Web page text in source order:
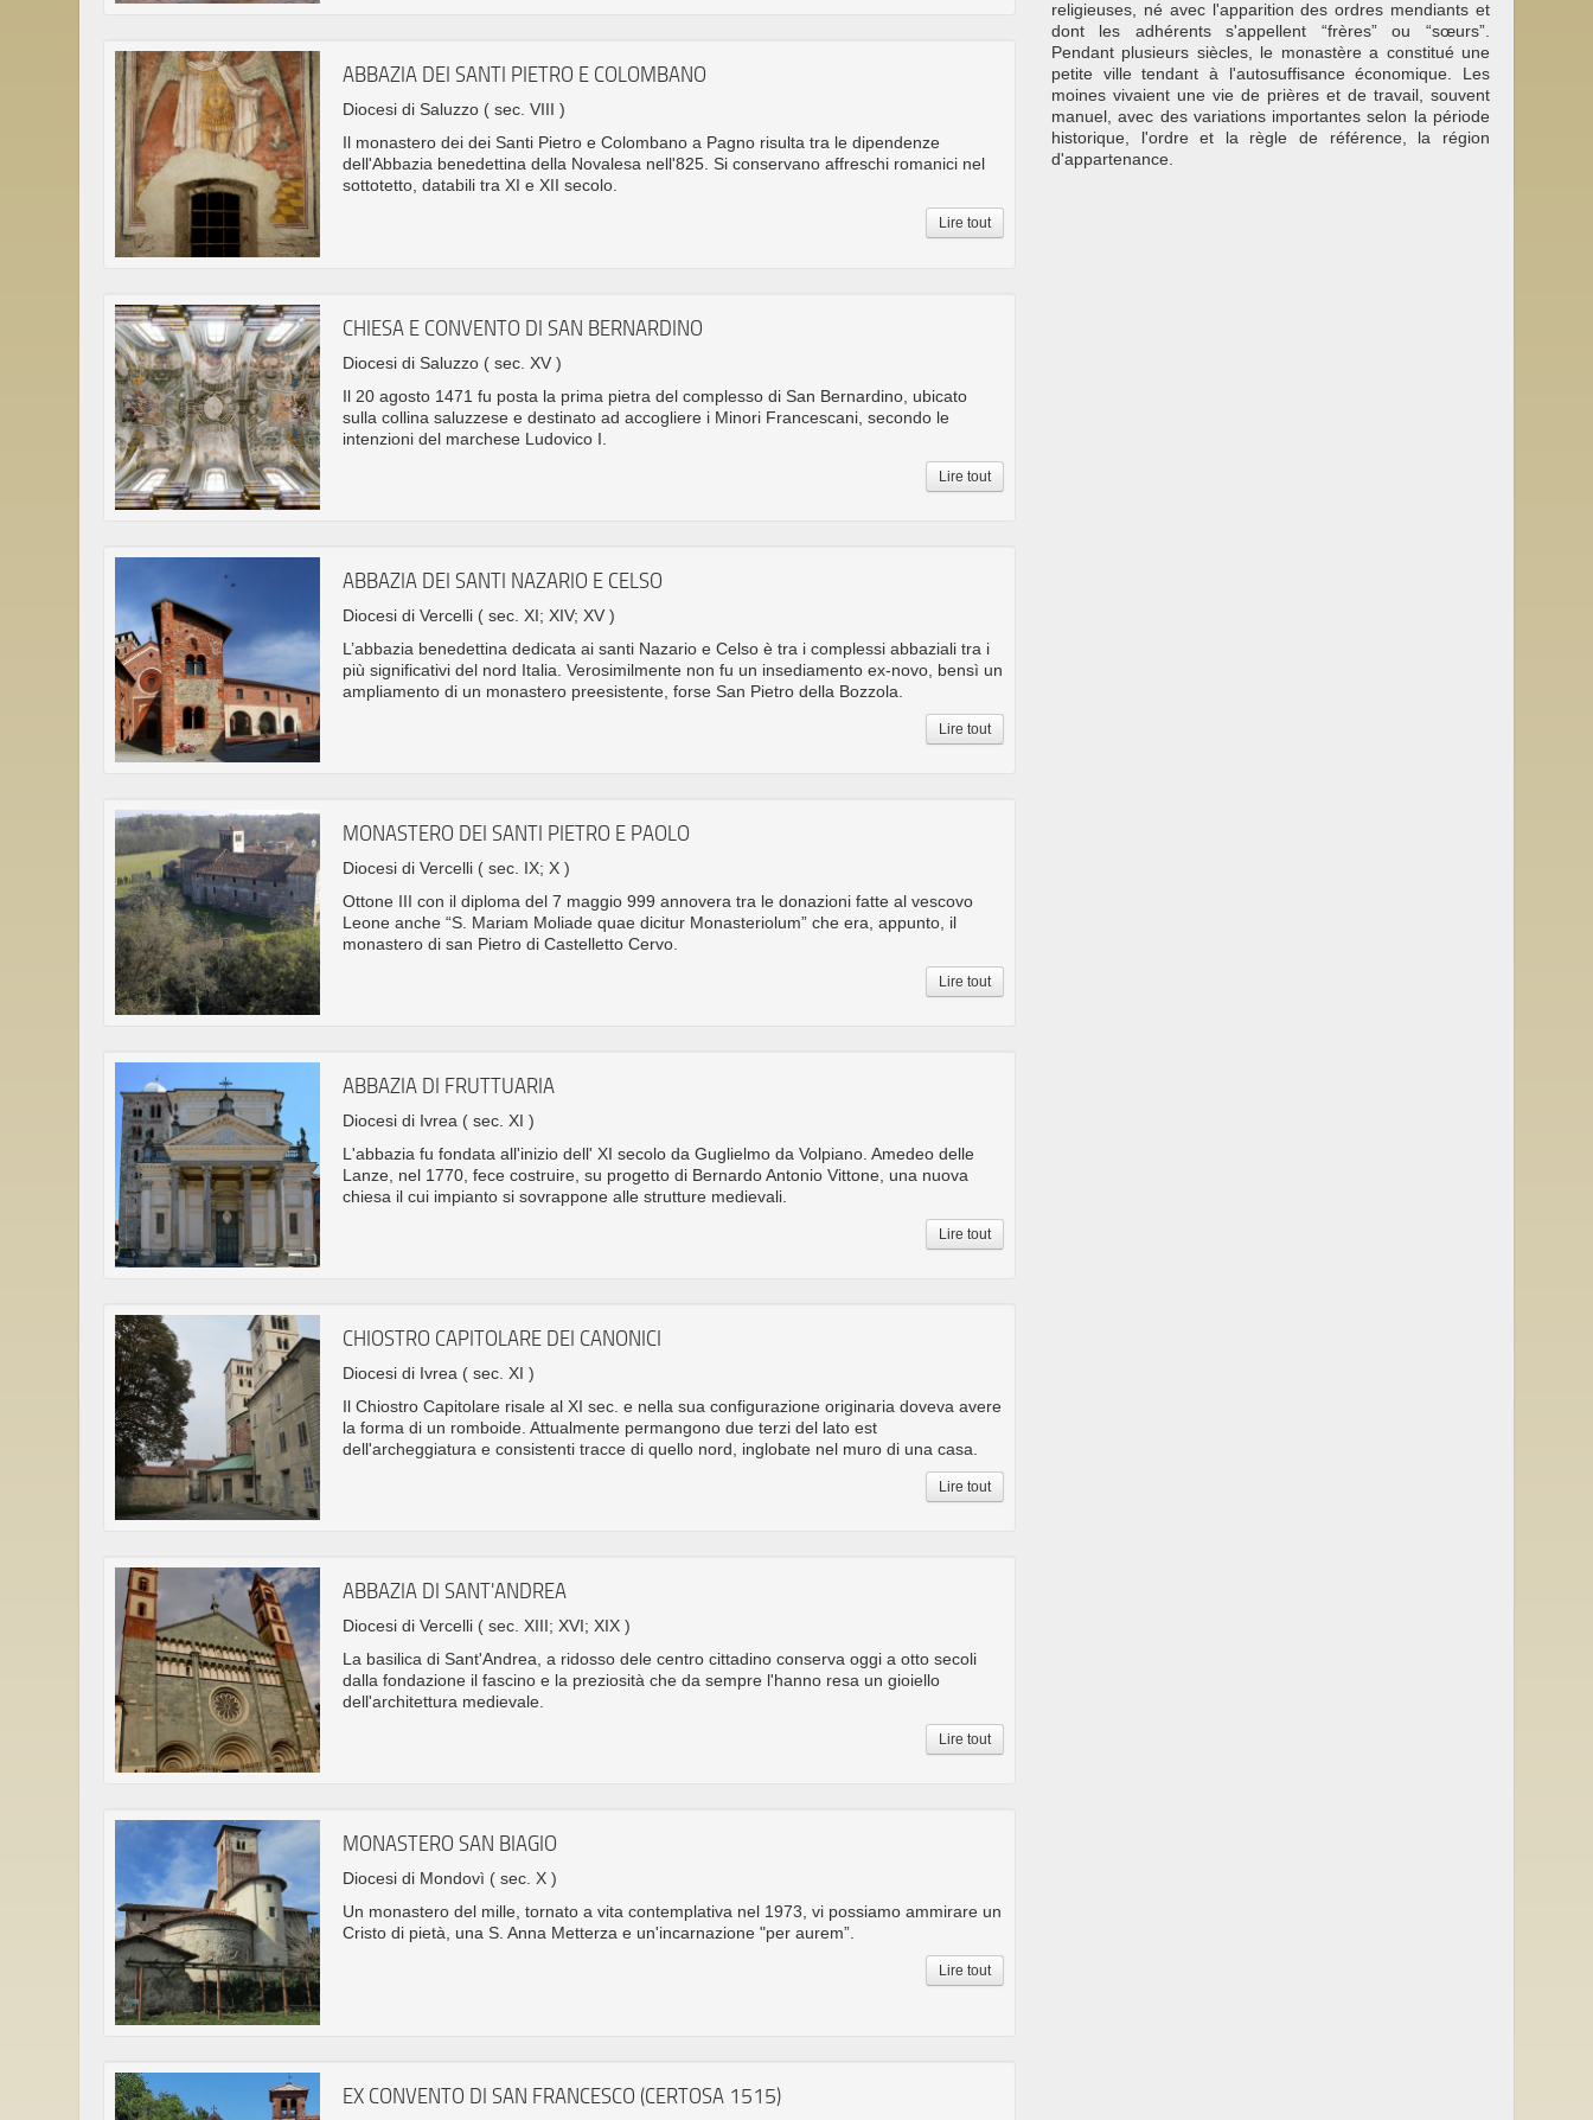
ABBAZIA DEI SANTI PIETRO E COLOMBANO
Diocesi di Saluzzo ( sec. VIII )
Il monastero dei dei Santi Pietro e Colombano a Pagno risulta tra le dipendenze
dell'Abbazia benedettina della Novalesa nell'825. Si conservano affreschi romanici nel
sottotetto, databili tra XI e XII secolo.
Lire tout
CHIESA E CONVENTO DI SAN BERNARDINO
Diocesi di Saluzzo ( sec. XV )
Il 20 agosto 1471 fu posta la prima pietra del complesso di San Bernardino, ubicato
sulla collina saluzzese e destinato ad accogliere i Minori Francescani, secondo le
intenzioni del marchese Ludovico I.
Lire tout
ABBAZIA DEI SANTI NAZARIO E CELSO
Diocesi di Vercelli ( sec. XI; XIV; XV )
L’abbazia benedettina dedicata ai santi Nazario e Celso è tra i complessi abbaziali tra i
più significativi del nord Italia. Verosimilmente non fu un insediamento ex-novo, bensì un
ampliamento di un monastero preesistente, forse San Pietro della Bozzola.
Lire tout
MONASTERO DEI SANTI PIETRO E PAOLO
Diocesi di Vercelli ( sec. IX; X )
Ottone III con il diploma del 7 maggio 999 annovera tra le donazioni fatte al vescovo
Leone anche “S. Mariam Moliade quae dicitur Monasteriolum” che era, appunto, il
monastero di san Pietro di Castelletto Cervo.
Lire tout
ABBAZIA DI FRUTTUARIA
Diocesi di Ivrea ( sec. XI )
L'abbazia fu fondata all'inizio dell' XI secolo da Guglielmo da Volpiano. Amedeo delle
Lanze, nel 1770, fece costruire, su progetto di Bernardo Antonio Vittone, una nuova
chiesa il cui impianto si sovrappone alle strutture medievali.
Lire tout
CHIOSTRO CAPITOLARE DEI CANONICI
Diocesi di Ivrea ( sec. XI )
Il Chiostro Capitolare risale al XI sec. e nella sua configurazione originaria doveva avere
la forma di un romboide. Attualmente permangono due terzi del lato est
dell'archeggiatura e consistenti tracce di quello nord, inglobate nel muro di una casa.
Lire tout
ABBAZIA DI SANT'ANDREA
Diocesi di Vercelli ( sec. XIII; XVI; XIX )
La basilica di Sant'Andrea, a ridosso dele centro cittadino conserva oggi a otto secoli
dalla fondazione il fascino e la preziosità che da sempre l'hanno resa un gioiello
dell'architettura medievale.
Lire tout
MONASTERO SAN BIAGIO
Diocesi di Mondovì ( sec. X )
Un monastero del mille, tornato a vita contemplativa nel 1973, vi possiamo ammirare un
Cristo di pietà, una S. Anna Metterza e un'incarnazione "per aurem”.
Lire tout
EX CONVENTO DI SAN FRANCESCO (CERTOSA 1515)
religieuses, né avec l'apparition des ordres mendiants et
dont les adhérents s'appellent “frères” ou “sœurs”.
Pendant plusieurs siècles, le monastère a constitué une
petite ville tendant à l'autosuffisance économique. Les
moines vivaient une vie de prières et de travail, souvent
manuel, avec des variations importantes selon la période
historique, l'ordre et la règle de référence, la région
d'appartenance.